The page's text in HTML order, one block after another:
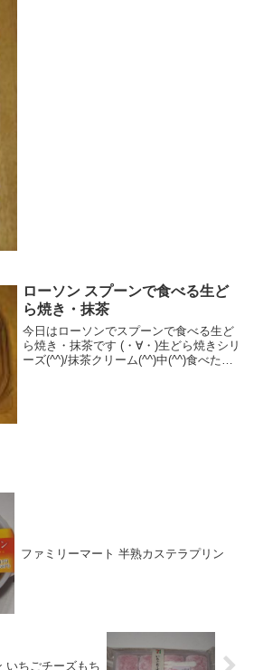
ローソン スプーンで食べる生ど
ら焼き・抹茶
今日はローソンでスプーンで食べる生ど
ら焼き・抹茶です (・∀・)生どら焼きシリ
ーズ(^^)/抹茶クリーム(^^)中(^^)食べた評
ファミリーマート 半熟カステラプリン
いちごチーズもち